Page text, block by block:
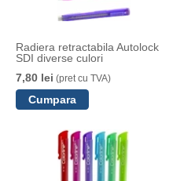
Radiera retractabila Autolock
SDI diverse culori
7,80 lei (pret cu TVA)